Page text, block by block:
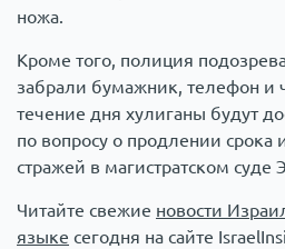
ножа.
Кроме того, полиция
забрали бумажник, телефон и
течение дня хулиганы будут
по вопросу о продлении срока
стражей в магистратском суде
Читайте свежие новости
языке сегодня на сайте